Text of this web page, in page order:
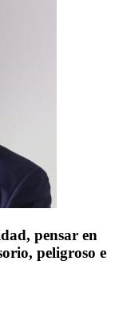
pensar en
peligroso e